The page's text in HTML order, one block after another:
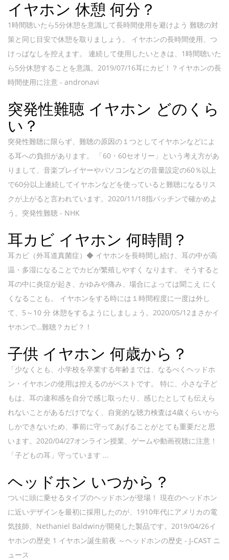
イヤホン 休憩 何分？
1時間聴いたら5分休憩を意識して長時間使用を避けよう 難聴の対
策と同じ目安で休憩を取りましょう。 イヤホンの長時間使用、つ
けっぱなしを控えます。 連続して使用したいときは、1時間聴いた
ら5分休憩することを意識。2019/07/16耳にカビ！？イヤホンの長
時間使用に注意 - andronavi
突発性難聴 イヤホン どのくら
い？
突発性難聴に限らず、難聴の原因の１つとしてイヤホンなどによ
る耳への負担があります。 「60・60セオリー」という考え方があ
りまして、音楽プレイヤーやパソコンなどの音量設定の60％以上
で60分以上連続してイヤホンなどを使っていると難聴になるリス
クが上がると言われています。2020/11/18指パッチンで確かめよ
う。突発性難聴 - NHK
耳カビ イヤホン 何時間？
耳カビ（外耳道真菌症）◆ イヤホンを長時間し続け、耳の中が高
温・多湿になることでカビが繁殖しやすく なります。 そうすると
耳の中に炎症が起き、かゆみや痛み、場合によっては聞こえ にく
くなることも。 イヤホンをする時には１時間程度に一度は外し
て、5～10 分 休憩をするようにしましょう。2020/05/12まさかイ
ヤホンで…難聴？カビ？！
子供 イヤホン 何歳から？
「少なくとも、小学校を卒業する年齢までは、なるべくヘッドホ
ン・イヤホンの使用は控えるのがベストです。 特に、小さな子ど
もは、耳の違和感を自分で感じ取ったり、感じたとしても伝えら
れないことがあるだけでなく、自覚的な聴力検査は4歳くらいから
しかできないため、事前に守ってあげることがとても重要だと思
います。2020/04/27オンライン授業、ゲームや動画視聴に注意！
「子どもの耳」守っています ...
ヘッドホン いつから？
ついに頭に乗せるタイプのヘッドホンが登場！ 現在のヘッドホン
に近いデザインを最初に採用したのが、1910年代にアメリカの電
気技師、Nethaniel Baldwinが開発した製品です。2019/04/26イ
ヤホンの歴史 1 イヤホン誕生前夜 ～ヘッドホンの歴史 - J-CAST ニ
ュース